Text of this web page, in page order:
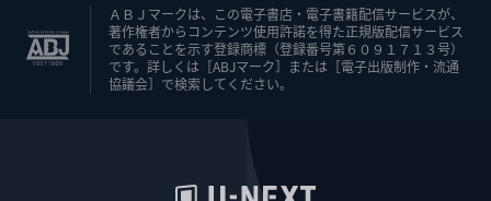
ＡＢＪマークは、この電子書店・電子書籍配信サービスが、
著作権者からコンテンツ使用許諾を得た正規版配信サービス
であることを示す登録商標（登録番号第６０９１７１３号）
です。詳しくは［ABJマーク］または［電子出版制作・流通
協議会］で検索してください。